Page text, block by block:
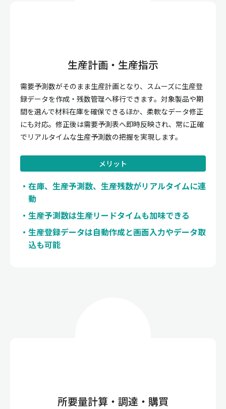
生産計画・生産指示
需要予測数がそのまま生産計画となり、スムーズに生産登
録データを作成・残数管理へ移行できます。対象製品や期
間を選んで材料在庫を確保できるほか、柔軟なデータ修正
にも対応。修正後は需要予測表へ即時反映され、常に正確
でリアルタイムな生産予測数の把握を実現します。
メリット
在庫、生産予測数、生産残数がリアルタイムに連
動
生産予測数は生産リードタイムも加味できる
生産登録データは自動作成と画面入力やデータ取
込も可能
所要量計算・調達・購買